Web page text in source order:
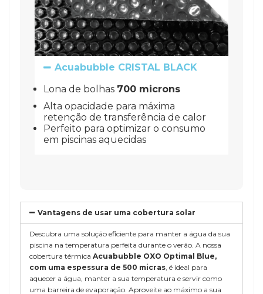
Acuabubble CRISTAL BLACK
Lona de bolhas 700 microns
Alta opacidade para máxima
retenção de transferência de calor
Perfeito para optimizar o consumo
em piscinas aquecidas
Vantagens de usar uma cobertura solar
Descubra uma solução eficiente para manter a água da sua
piscina na temperatura perfeita durante o verão. A nossa
cobertura térmica Acuabubble OXO Optimal Blue,
com uma espessura de 500 micras, é ideal para
aquecer a água, manter a sua temperatura e servir como
uma barreira de evaporação. Aproveite ao máximo a sua